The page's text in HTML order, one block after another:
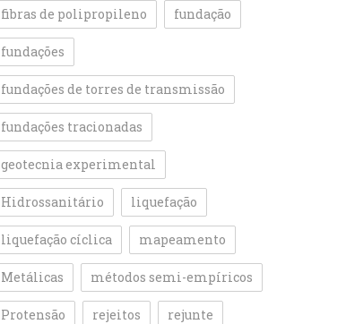
fibras de polipropileno fundação
fundações
fundações de torres de transmissão
fundações tracionadas
geotecnia experimental
Hidrossanitário liquefação
liquefação cíclica mapeamento
Metálicas métodos semi-empíricos
Protensão rejeitos rejunte